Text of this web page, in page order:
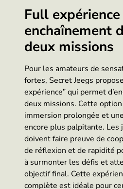
Full expérience
enchaînement
deux missions
Pour les amateurs de
fortes, Secret Jeegs
expérience” qui permet
deux missions. Cette
immersion prolongée et
encore plus palpitante. Les
doivent faire preuve de
de réflexion et de rapidité
à surmonter les défis et
objectif final. Cette
complète est idéale pour